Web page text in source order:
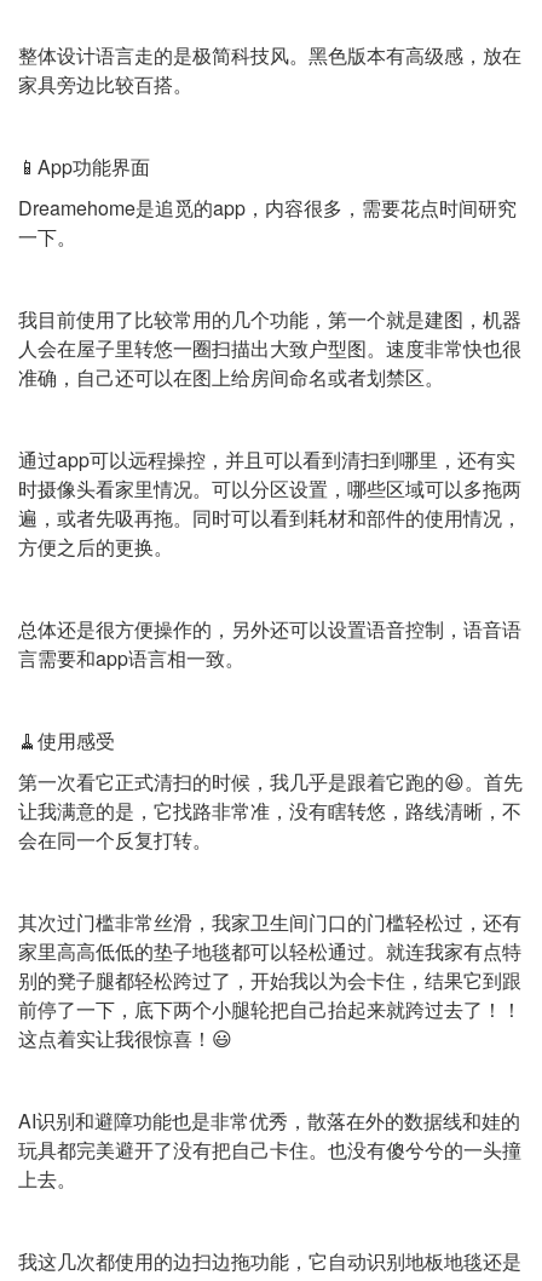
整体设计语言走的是极简科技风。黑色版本有高级感，放在
家具旁边比较百搭。
📱App功能界面
Dreamehome是追觅的app，内容很多，需要花点时间研究
一下。
我目前使用了比较常用的几个功能，第一个就是建图，机器
人会在屋子里转悠一圈扫描出大致户型图。速度非常快也很
准确，自己还可以在图上给房间命名或者划禁区。
通过app可以远程操控，并且可以看到清扫到哪里，还有实
时摄像头看家里情况。可以分区设置，哪些区域可以多拖两
遍，或者先吸再拖。同时可以看到耗材和部件的使用情况，
方便之后的更换。
总体还是很方便操作的，另外还可以设置语音控制，语音语
言需要和app语言相一致。
🧹使用感受
第一次看它正式清扫的时候，我几乎是跟着它跑的😆。首先
让我满意的是，它找路非常准，没有瞎转悠，路线清晰，不
会在同一个反复打转。
其次过门槛非常丝滑，我家卫生间门口的门槛轻松过，还有
家里高高低低的垫子地毯都可以轻松通过。就连我家有点特
别的凳子腿都轻松跨过了，开始我以为会卡住，结果它到跟
前停了一下，底下两个小腿轮把自己抬起来就跨过去了！！
这点着实让我很惊喜！😃
AI识别和避障功能也是非常优秀，散落在外的数据线和娃的
玩具都完美避开了没有把自己卡住。也没有傻兮兮的一头撞
上去。
我这几次都使用的边扫边拖功能，它自动识别地板地毯还是